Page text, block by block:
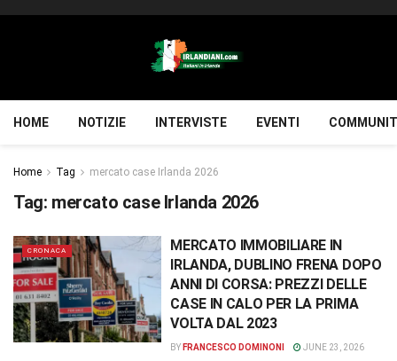
HOME NOTIZIE INTERVISTE EVENTI
Home Tag mercato case Irlanda 2026
Tag: mercato case Irlanda 2026
CRONACA
MERCATO IMMOBILIARE IN
IRLANDA, DUBLINO FRENA DOPO
ANNI DI CORSA: PREZZI DELLE
CASE IN CALO PER LA PRIMA
VOLTA DAL 2023
BY FRANCESCO DOMINONI JUNE 23, 2026